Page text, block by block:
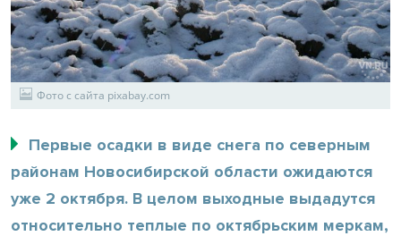
Фото с сайта pixabay.com
Первые осадки в виде снега по северным
районам Новосибирской области ожидаются
уже 2 октября. В целом выходные выдадутся
относительно теплые по октябрьским меркам,